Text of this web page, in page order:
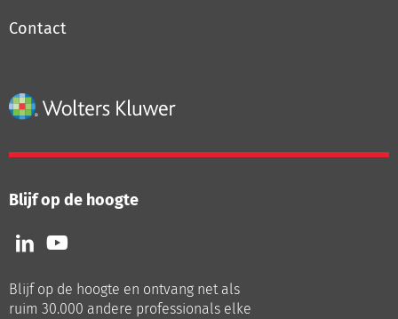
Contact
Blijf op de hoogte
Volg
ons
LinkedIn
Volg
ons
Youtube
Blijf op de hoogte en ontvang net als
ruim 30.000 andere professionals elke